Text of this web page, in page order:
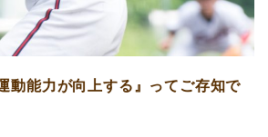
動能力が向上する』ってご存知で